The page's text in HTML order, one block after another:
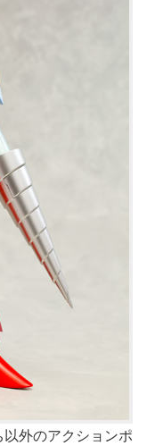
外のアクションポ